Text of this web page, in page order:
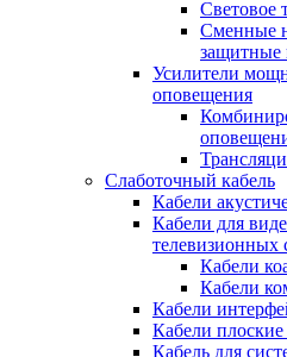
Световое
Сменные
защитные
Усилители
оповещения
Слаботочный кабель
Кабели
Кабели для
телевизионных
Кабели
Кабели
Кабели
Кабели
Кабель для